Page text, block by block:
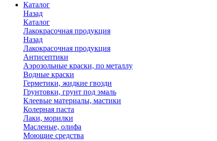
Каталог
Назад
Каталог
Лакокрасочная продукция
Назад
Лакокрасочная продукция
Антисептики
Аэрозольные краски, по металлу
Водные краски
Герметики, жидкие гвозди
Грунтовки, грунт под эмаль
Клеевые материалы, мастики
Колерная паста
Лаки, морилки
Масленые, олифа
Моющие средства